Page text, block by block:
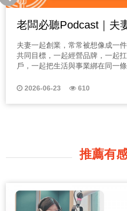
老闆必聽Podcast｜夫
難的不是一起賺錢，
成內耗！
夫妻一起創業，常常被想像成一
共同目標，一起經營品牌，一起
戶，一起把生活與事業綁在同一
伴侶，成功時一起慶祝，辛苦時一
2026-06-23 610
推薦有